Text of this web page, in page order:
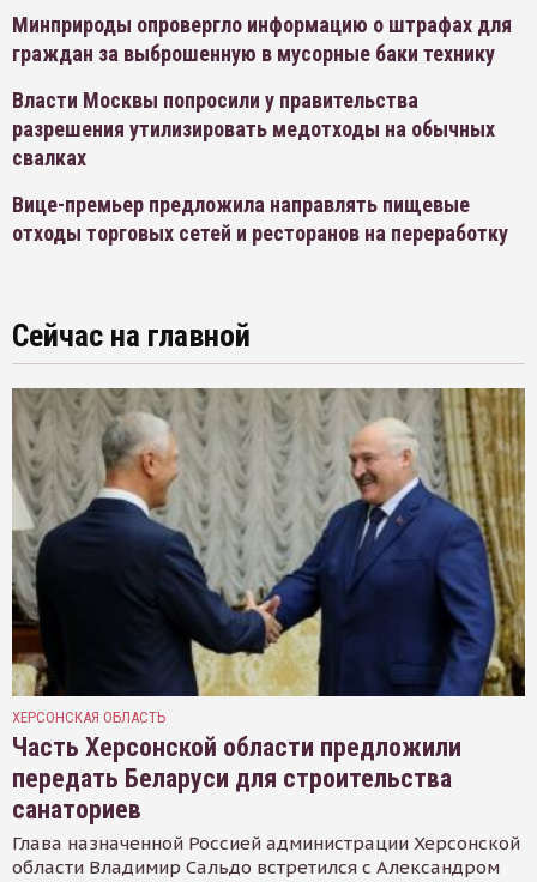
Минприроды опровергло информацию о штрафах для
граждан за выброшенную в мусорные баки технику
Власти Москвы попросили у правительства
разрешения утилизировать медотходы на обычных
свалках
Вице-премьер предложила направлять пищевые
отходы торговых сетей и ресторанов на переработку
Сейчас на главной
ХЕРСОНСКАЯ ОБЛАСТЬ
Часть Херсонской области предложили
передать Беларуси для строительства
санаториев
Глава назначенной Россией администрации Херсонской
области Владимир Сальдо встретился с Александром